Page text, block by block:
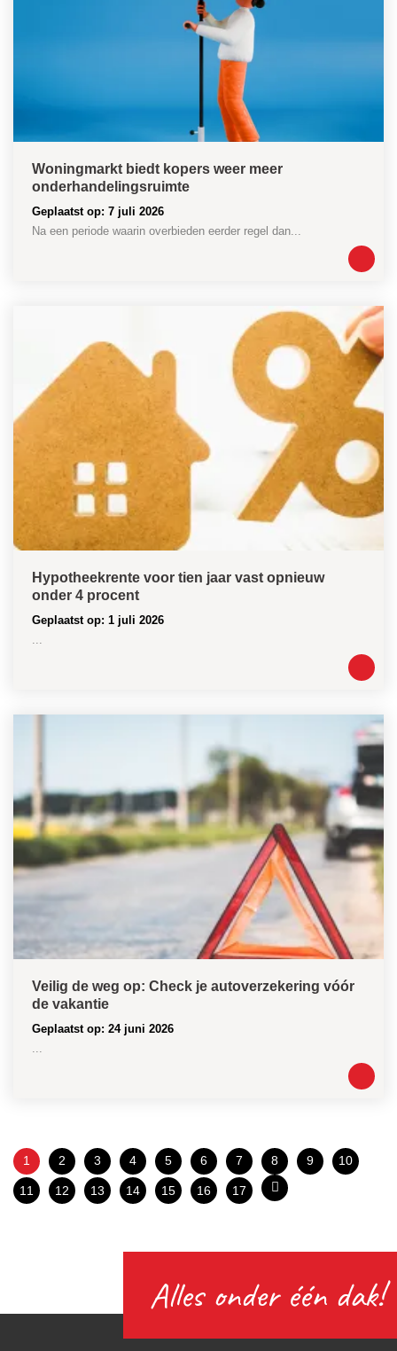
Woningmarkt biedt kopers weer meer
onderhandelingsruimte
Geplaatst op: 7 juli 2026
Na een periode waarin overbieden eerder regel dan...
Hypotheekrente voor tien jaar vast opnieuw
onder 4 procent
Geplaatst op: 1 juli 2026
Veilig de weg op: Check je autoverzekering vóór
de vakantie
Geplaatst op: 24 juni 2026
Alles onder één dak!